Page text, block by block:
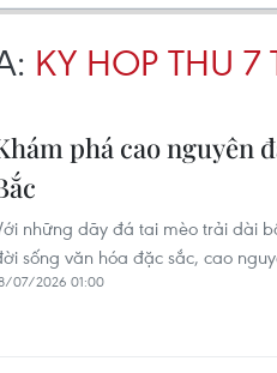
KY HOP THU 7
phá cao nguyên
những dãy đá tai mèo trải dài
sống văn hóa đặc sắc, cao
07/2026 01:00